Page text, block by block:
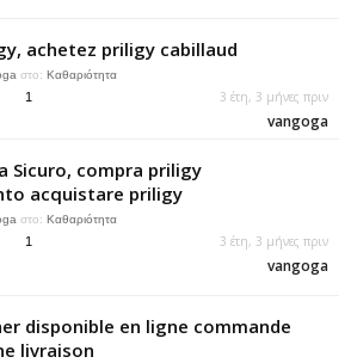
achetez priligy cabillaud
στο: Καθαριότητα
1 3 έτη, 3 μήνες πριν
vangoga
Sicuro, compra priligy
acquistare priligy
στο: Καθαριότητα
1 3 έτη, 3 μήνες πριν
vangoga
disponible en ligne commande
livraison